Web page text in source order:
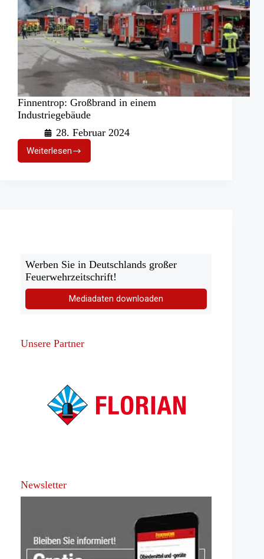
Finnentrop: Großbrand in einem
Industriegebäude
28. Februar 2024
WeiterlesenFinnentrop:
Großbrand
Werben Sie in Deutschlands großer
Feuerwehrzeitschrift!
Mediadaten downloaden
Unsere Partner
Newsletter